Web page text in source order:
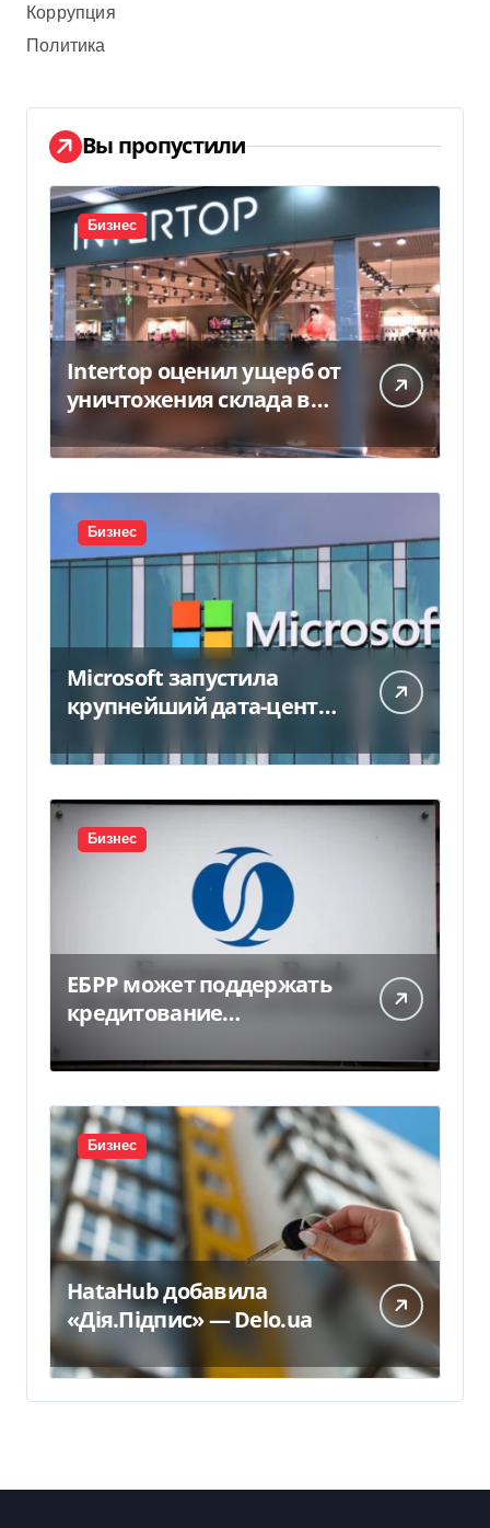
Коррупция
Политика
Вы пропустили
Бизнес
Intertop оценил ущерб от
уничтожения склада в
450 млн грн
Бизнес
Microsoft запустила
крупнейший дата-центр
миллиарда
Бизнес
ЕБРР может поддержать
кредитование
300 млн евро — Delo.ua
Бизнес
HataHub добавила
«Дія.Підпис» — Delo.ua